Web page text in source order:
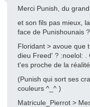
Merci Punish, du
et son fils pas mieux,
face de Punishounais ?
Floridant > avoue que
dieu Freed' ? :noelol: .
t'es proche de la
(Punish qui sort ses
couleurs ^_^ )
Matricule_Pierrot >